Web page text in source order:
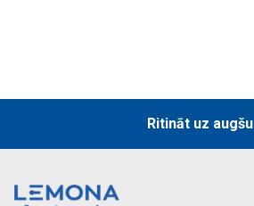
Mākslīgā intelekta apraksts
Ritināt uz augšu